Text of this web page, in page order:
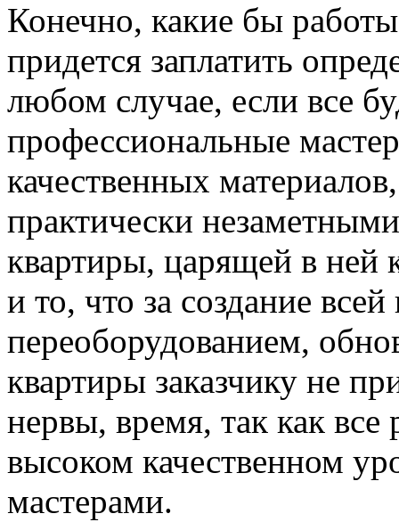
Конечно, какие бы
придется заплатить
любом случае, если все
профессиональные
качественных
практически
квартиры, царящей в ней
и то, что за создание
переоборудованием,
квартиры заказчику не
нервы, время, так как
высоком качественном
мастерами.